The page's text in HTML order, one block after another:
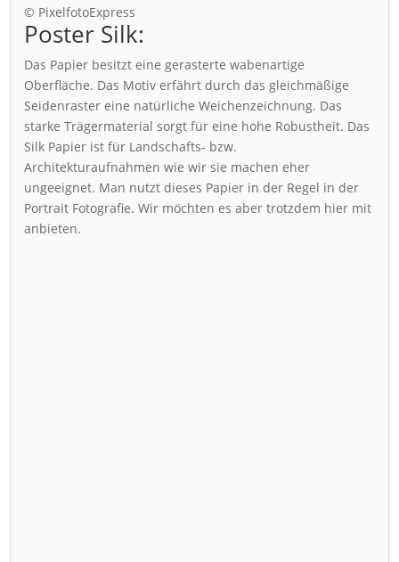
© PixelfotoExpress
Poster Silk:
Das Papier besitzt eine gerasterte wabenartige
Oberfläche. Das Motiv erfährt durch das gleichmäßige
Seidenraster eine natürliche Weichenzeichnung. Das
starke Trägermaterial sorgt für eine hohe Robustheit. Das
Silk Papier ist für Landschafts- bzw.
Architekturaufnahmen wie wir sie machen eher
ungeeignet. Man nutzt dieses Papier in der Regel in der
Portrait Fotografie. Wir möchten es aber trotzdem hier mit
anbieten.